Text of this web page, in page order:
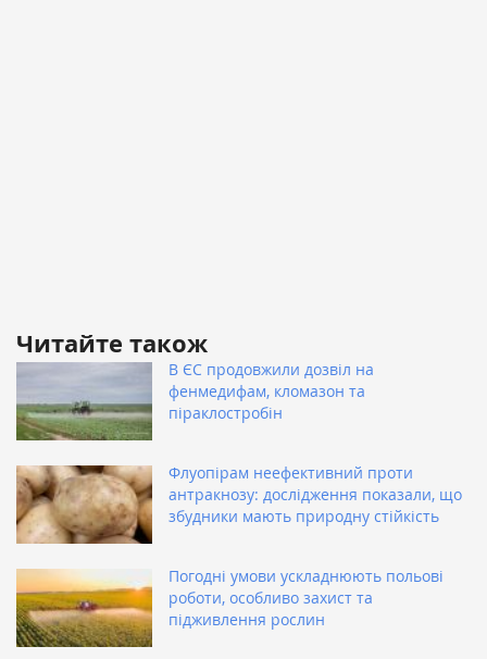
Читайте також
В ЄС продовжили дозвіл на
фенмедифам, кломазон та
піраклостробін
Флуопірам неефективний проти
антракнозу: дослідження показали, що
збудники мають природну стійкість
Погодні умови ускладнюють польові
роботи, особливо захист та
підживлення рослин